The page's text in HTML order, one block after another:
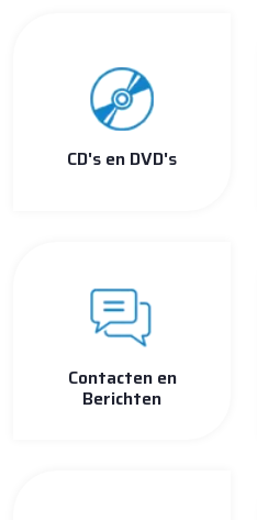
CD's en DVD's
Contacten en
Berichten